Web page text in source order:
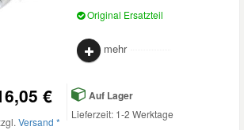
Original Ersatzteil
mehr
€
Versand *
Auf Lager
Lieferzeit: 1-2 Werktage